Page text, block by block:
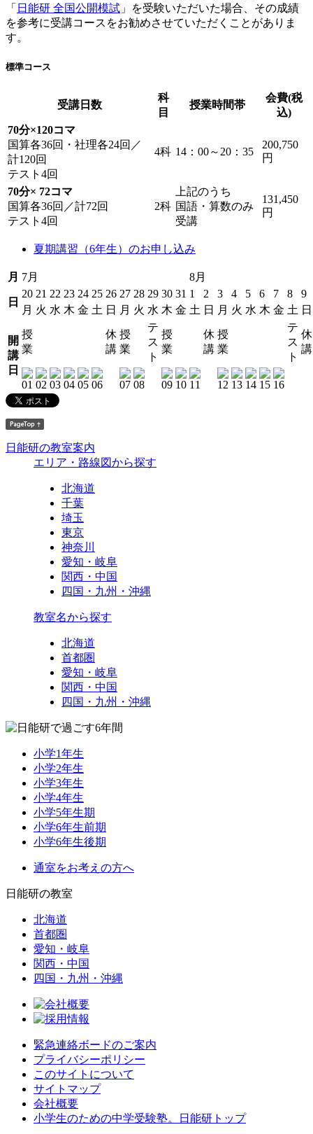
「 日能研 全国公開模試 」を受験いただいた場合、その成績
を参考に受講コースをお勧めさせていただくことがありま
す。
標準コース
受講日数
科
目
授業時間帯
会費(税
込)
70分×120コマ
国算各36回・社理各24回／
計120回
テスト4回
4科 14：00～20：35
200,750
円
70分× 72コマ
国算各36回／計72回
テスト4回
2科
上記のうち
国語・算数のみ
受講
131,450
円
夏期講習（6年生）のお申し込み
月 7月 8月
日
20 21 22 23 24 25 26 27 28 29 30 31 1 2 3 4 5 6 7 8
9
月 火 水 木 金 土 日 月 火 水 木 金 土 日 月 火 水 木 金 土 日
開
講
日
授
業
休
講
授
業
テ
ス
ト
授
業
休
講
授
業
テ
ス
ト
休
講
日能研の教室案内
エリア・路線図から探す
北海道
千葉
埼玉
東京
神奈川
愛知・岐阜
関西・中国
四国・九州・沖縄
教室名から探す
北海道
首都圏
愛知・岐阜
関西・中国
四国・九州・沖縄
小学1年生
小学2年生
小学3年生
小学4年生
小学5年生期
小学6年生前期
小学6年生後期
通室をお考えの方へ
日能研の教室
北海道
首都圏
愛知・岐阜
関西・中国
四国・九州・沖縄
緊急連絡ボードのご案内
プライバシーポリシー
このサイトについて
サイトマップ
会社概要
小学生のための中学受験塾。日能研トップ